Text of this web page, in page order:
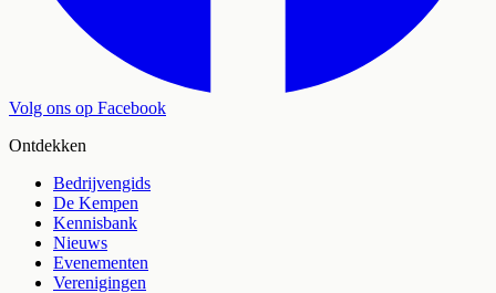
Volg ons op Facebook
Ontdekken
Bedrijvengids
De Kempen
Kennisbank
Nieuws
Evenementen
Verenigingen